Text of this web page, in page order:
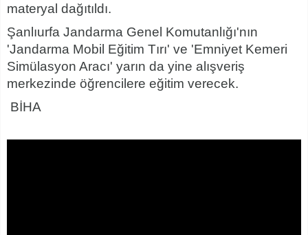
materyal dağıtıldı.
Şanlıurfa Jandarma Genel Komutanlığı'nın
'Jandarma Mobil Eğitim Tırı' ve 'Emniyet Kemeri
Simülasyon Aracı' yarın da yine alışveriş
merkezinde öğrencilere eğitim verecek.
BİHA